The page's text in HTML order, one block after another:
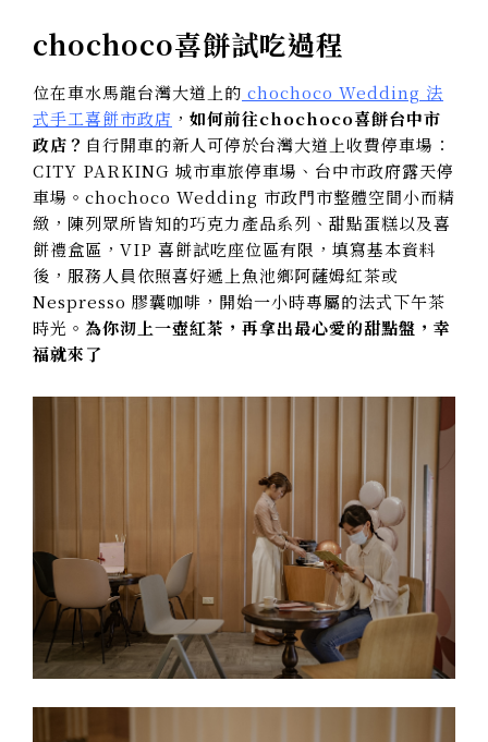
chochoco喜餅試吃過程
位在車水馬龍台灣大道上的 chochoco Wedding 法
式手工喜餅市政店 ， 如何前往chochoco喜餅台中市
政店？ 自行開車的新人可停於台灣大道上收費停車場：
CITY PARKING 城市車旅停車場、台中市政府露天停
車場。chochoco Wedding 市政門市整體空間小而精
緻，陳列眾所皆知的巧克力產品系列、甜點蛋糕以及喜
餅禮盒區，VIP 喜餅試吃座位區有限，填寫基本資料
後，服務人員依照喜好遞上魚池鄉阿薩姆紅茶或
Nespresso 膠囊咖啡，開始一小時專屬的法式下午茶
時光。 為你沏上一壺紅茶，再拿出最心愛的甜點盤，幸
福就來了